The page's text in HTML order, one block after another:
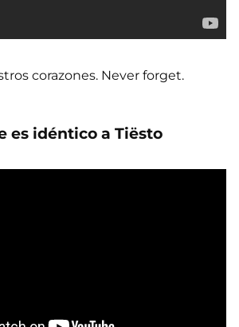
corazones. Never forget.
es idéntico a Tiësto